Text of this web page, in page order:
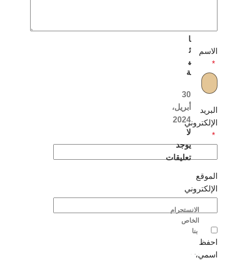
الاسم
*
البريد
الإلكتروني
*
الموقع
الإلكتروني
احفظ
اسمي،
ا
ئ
ي
ة
30
أبريل،
2024
لا
يوجد
تعليقات
الانستجرام
الخاص
بنا